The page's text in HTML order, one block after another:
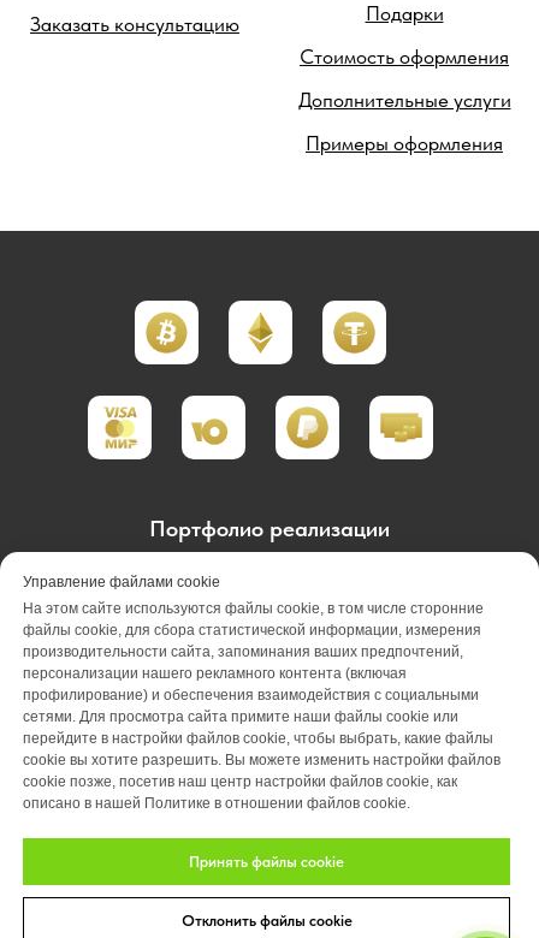
Заказать консультацию
Подарки
Стоимость оформления
Дополнительные услуги
Примеры оформления
Портфолио реализации
Портфолио проектирования
Портфолио обслуживания
Акции
Вакансии
О компании
Отзывы
Блог
Оплата Контакты
© 2026 Студия ландшафтного дизайна «Art Story»
Управление файлами cookie
На этом сайте используются файлы cookie, в том числе сторонние
файлы cookie, для сбора статистической информации, измерения
производительности сайта, запоминания ваших предпочтений,
персонализации нашего рекламного контента (включая
профилирование) и обеспечения взаимодействия с социальными
сетями. Для просмотра сайта примите наши файлы cookie или
перейдите в настройки файлов cookie, чтобы выбрать, какие файлы
cookie вы хотите разрешить. Вы можете изменить настройки файлов
cookie позже, посетив наш центр настройки файлов cookie, как
описано в нашей Политике в отношении файлов cookie.
Принять файлы cookie
Отклонить файлы cookie